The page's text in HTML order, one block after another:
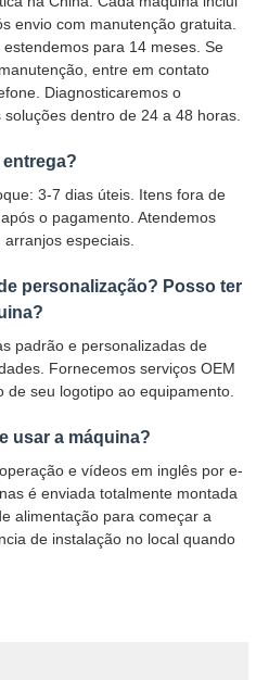
envio com manutenção gratuita.
para 14 meses. Se
entre em contato
Diagnosticaremos o
dentro de 24 a 48 horas.
entrega?
3-7 dias úteis. Itens fora de
o pagamento. Atendemos
especiais.
personalização? Posso ter
padrão e personalizadas de
Fornecemos serviços OEM
de seu logotipo ao equipamento.
usar a máquina?
e vídeos em inglês por e-
é enviada totalmente montada
alimentação para começar a
de instalação no local quando